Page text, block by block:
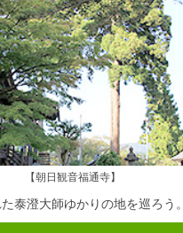
【朝日観音福通寺】
泰澄大師ゆかりの地を巡ろう。